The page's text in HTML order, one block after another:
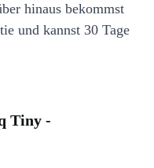
hinaus bekommst
und kannst 30 Tage
Tiny -